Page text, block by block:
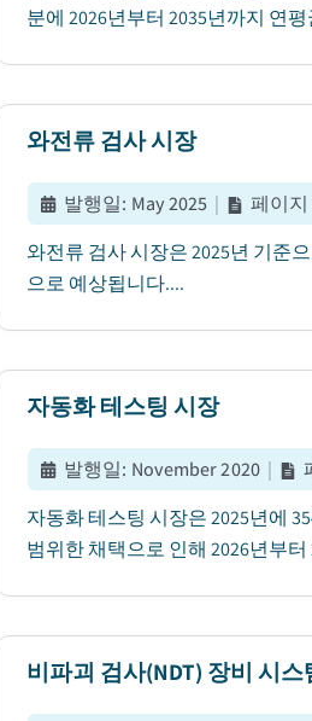
분에 2026년부터 2035년까지 연
와전류 검사 시장
발행일: May 2025 | 페이지
와전류 검사 시장은 2025년 기준
으로 예상됩니다....
자동화 테스팅 시장
발행일: November 2020 |
자동화 테스팅 시장은 2025년에
범위한 채택으로 인해 2026년부
비파괴 검사(NDT) 장비 시스